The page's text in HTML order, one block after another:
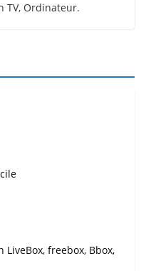
TV, Ordinateur.
LiveBox, freebox, Bbox,